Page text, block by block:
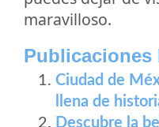
maravilloso.
Publicaciones
Ciudad de
llena de
Descubre la